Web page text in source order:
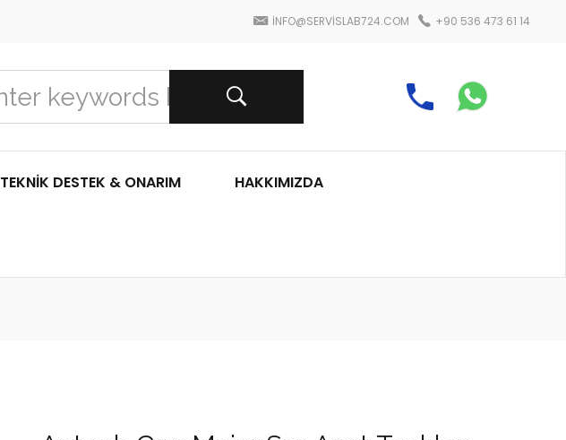
INFO@SERVISLAB724.COM +90 536 473 61 14
TEKNIK DESTEK & ONARIM HAKKIMIZDA